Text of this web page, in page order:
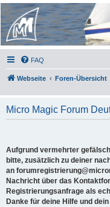
Micro Magic
Deutschland
FAQ
Webseite Foren-Übersicht
Micro Magic Forum
Aufgrund vermehrter
bitte, zusätzlich zu deiner
an
Nachricht über das
Registrierungsanfrage als
Danke für deine Hilfe und